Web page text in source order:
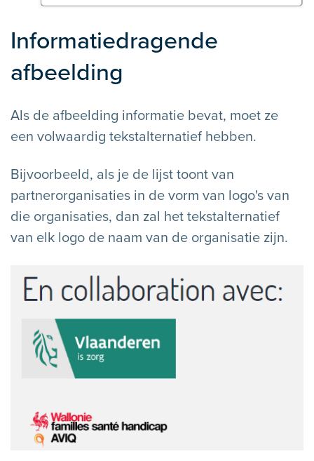
Informatiedragende
afbeelding
Als de afbeelding informatie bevat, moet ze
een volwaardig tekstalternatief hebben.
Bijvoorbeeld, als je de lijst toont van
partnerorganisaties in de vorm van logo's van
die organisaties, dan zal het tekstalternatief
van elk logo de naam van de organisatie zijn.